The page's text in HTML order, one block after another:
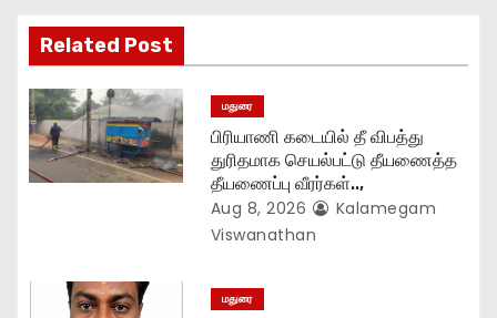
t
i
o
n
Related Post
மதுரை
பிரியாணி கடையில் தீ விபத்து
துரிதமாக செயல்பட்டு தீயணைத்த
தீயணைப்பு வீரர்கள்..,
Aug 8, 2026
Kalamegam
Viswanathan
மதுரை